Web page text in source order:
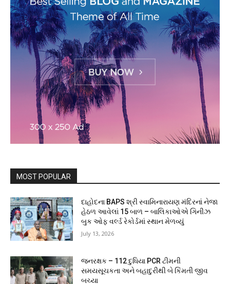
MOST POPULAR
દાહોદના BAPS શ્રી સ્વામિનારાયણ મંદિરનાં નેજા
હેઠળ આવેલાં 15 બાળ – બાલિકાઓએ ગિનીઝ
બુક ઓફ વર્લ્ડ રેકોર્ડમાં સ્થાન મેળવ્યું
July 13, 2026
જનરક્ષક – 112 દુધિયા PCR ટીમની
સમયસૂચકતા અને બહાદુરીથી બે કિંમતી જીવ
બચ્યા